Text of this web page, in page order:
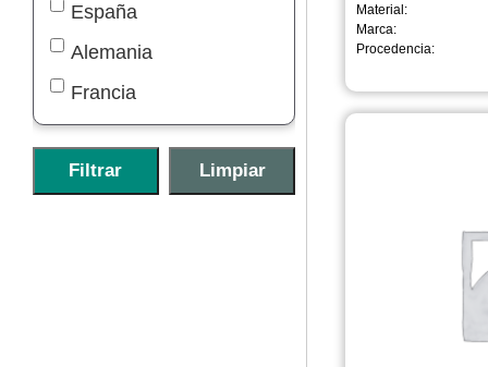
175 mm
120 mm
España
Alemania
Francia
Material:
Marca:
Procedencia: